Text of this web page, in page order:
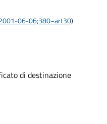
06-06;380~art30)
di destinazione